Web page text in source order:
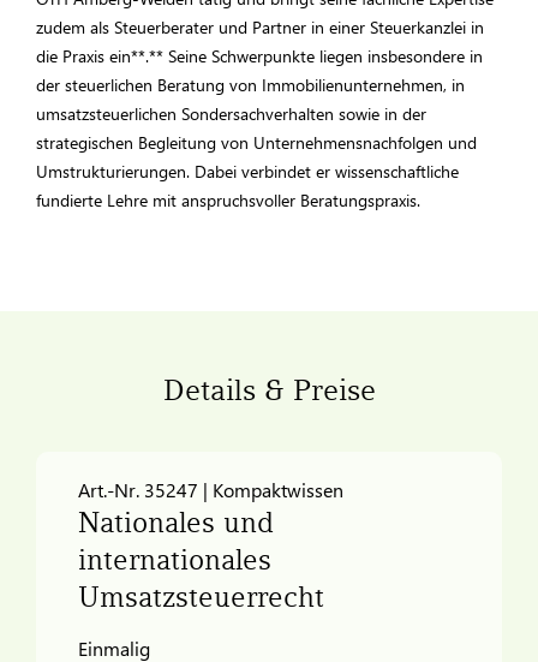
zudem als Steuerberater und Partner in einer Steuerkanzlei in
die Praxis ein**.** Seine Schwerpunkte liegen insbesondere in
der steuerlichen Beratung von Immobilienunternehmen, in
umsatzsteuerlichen Sondersachverhalten sowie in der
strategischen Begleitung von Unternehmensnachfolgen und
Umstrukturierungen. Dabei verbindet er wissenschaftliche
fundierte Lehre mit anspruchsvoller Beratungspraxis.
Details & Preise
Art.-Nr. 35247 | Kompaktwissen
Nationales und
internationales
Umsatzsteuerrecht
Einmalig